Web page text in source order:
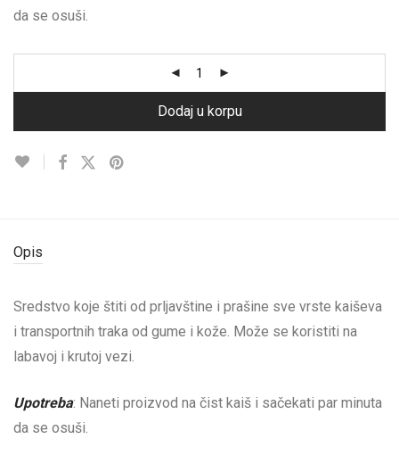
da se osuši.
Dodaj u korpu
Opis
Sredstvo koje štiti od prljavštine i prašine sve vrste kaiševa
i transportnih traka od gume i kože. Može se koristiti na
labavoj i krutoj vezi.
Upotreba: Naneti proizvod na čist kaiš i sačekati par minuta
da se osuši.